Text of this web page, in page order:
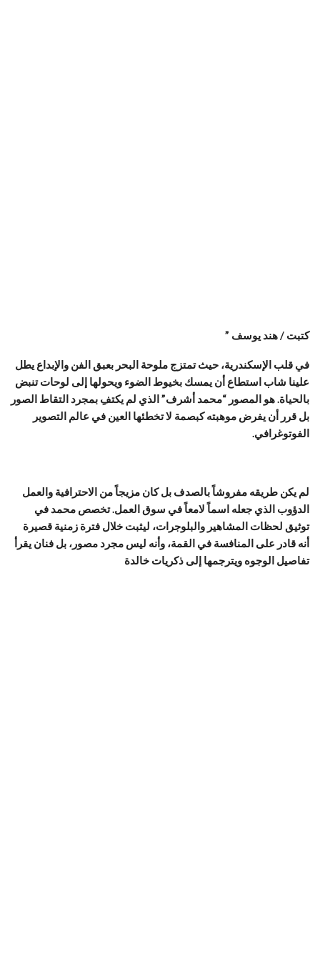
كتبت / هند يوسف ”
في قلب الإسكندرية، حيث تمتزج ملوحة البحر بعبق الفن والإبداع يطل
علينا شاب استطاع أن يمسك بخيوط الضوء ويحولها إلى لوحات تنبض
بالحياة. هو المصور “محمد أشرف” الذي لم يكتفِ بمجرد التقاط الصور
بل قرر أن يفرض موهبته كبصمة لا تخطئها العين في عالم التصوير
الفوتوغرافي.
لم يكن طريقه مفروشاً بالصدف بل كان مزيجاً من الاحترافية والعمل
الدؤوب الذي جعله اسماً لامعاً في سوق العمل. تخصص محمد في
توثيق لحظات المشاهير والبلوجرات، ليثبت خلال فترة زمنية قصيرة
أنه قادر على المنافسة في القمة، وأنه ليس مجرد مصور، بل فنان يقرأ
تفاصيل الوجوه ويترجمها إلى ذكريات خالدة